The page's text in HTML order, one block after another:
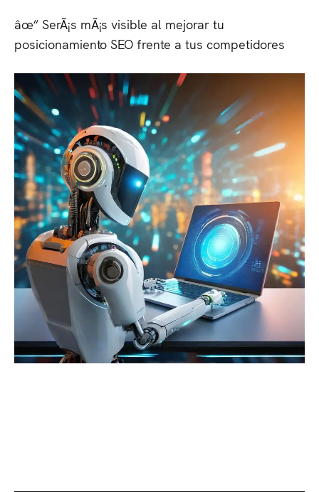
âœ“ SerÃ¡s mÃ¡s visible al mejorar tu
posicionamiento SEO frente a tus competidores